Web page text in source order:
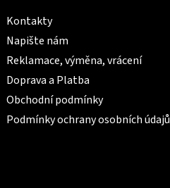
Kontakty
Napište nám
Reklamace, výměna, vrácení
Doprava a Platba
Obchodní podmínky
Podmínky ochrany osobních údajů